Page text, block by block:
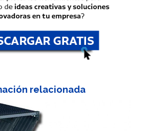
relacionada